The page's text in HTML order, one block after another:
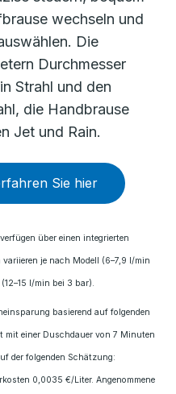
wechseln und
Die
Durchmesser
Strahl und den
die Handbrause
Jet und Rain.
Sie hier
über einen integrierten
je nach Modell (6–7,9 l/min
l/min bei 3 bar).
basierend auf folgenden
mit einer Duschdauer von 7 Minuten
der folgenden Schätzung:
0,0035 €/Liter. Angenommene